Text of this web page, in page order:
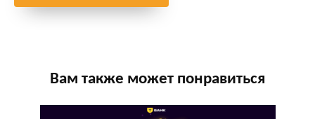
Вам также может понравиться